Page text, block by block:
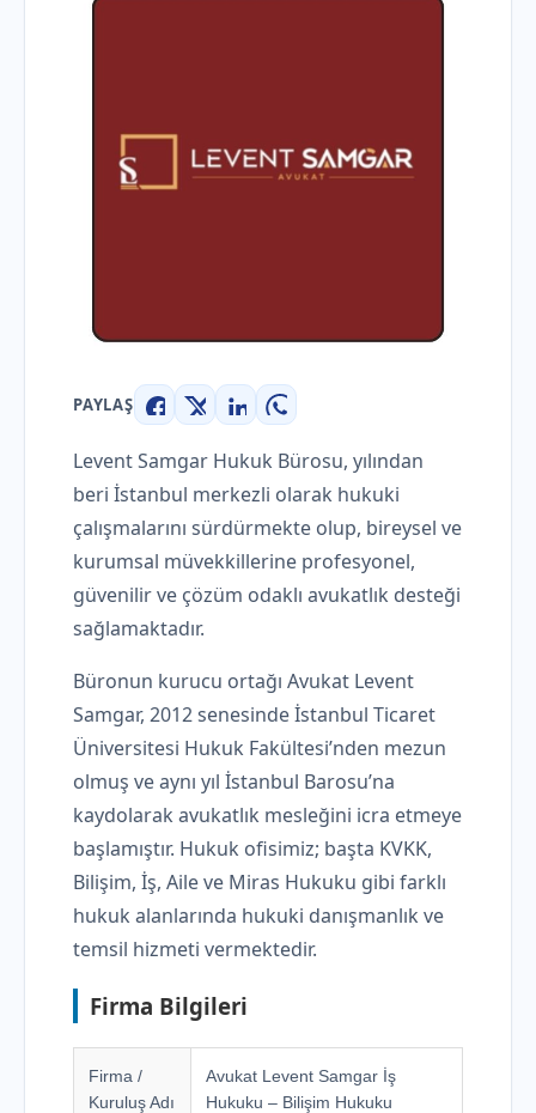
PAYLAŞ
Facebook
X LinkedInWhatsApp
Levent Samgar Hukuk Bürosu, yılından
beri İstanbul merkezli olarak hukuki
çalışmalarını sürdürmekte olup, bireysel ve
kurumsal müvekkillerine profesyonel,
güvenilir ve çözüm odaklı avukatlık desteği
sağlamaktadır.
Büronun kurucu ortağı Avukat Levent
Samgar, 2012 senesinde İstanbul Ticaret
Üniversitesi Hukuk Fakültesi’nden mezun
olmuş ve aynı yıl İstanbul Barosu’na
kaydolarak avukatlık mesleğini icra etmeye
başlamıştır. Hukuk ofisimiz; başta KVKK,
Bilişim, İş, Aile ve Miras Hukuku gibi farklı
hukuk alanlarında hukuki danışmanlık ve
temsil hizmeti vermektedir.
Firma Bilgileri
Firma /
Kuruluş Adı
Avukat Levent Samgar İş
Hukuku – Bilişim Hukuku